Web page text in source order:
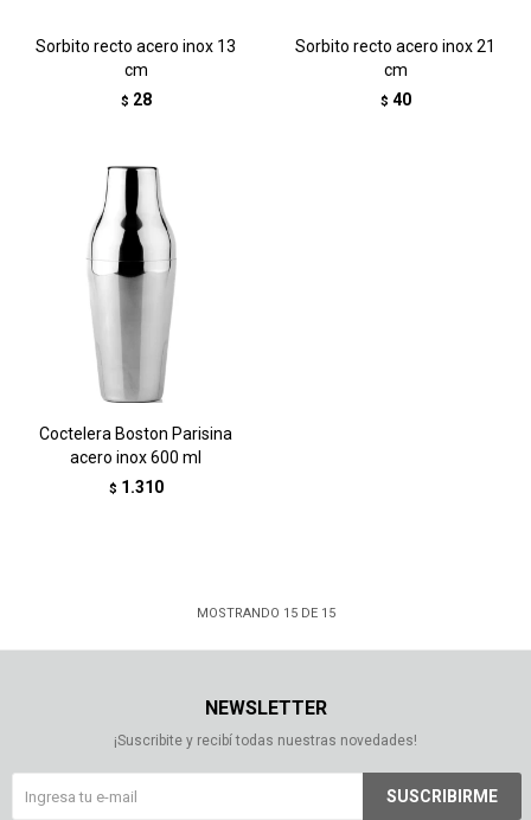
Sorbito recto acero inox 13
cm
$ 28
Sorbito recto acero inox 21
cm
$ 40
Coctelera Boston Parisina
acero inox 600 ml
$ 1.310
MOSTRANDO 15DE 15
NEWSLETTER
¡Suscribite y recibí todas nuestras novedades!
SUSCRIBIRME